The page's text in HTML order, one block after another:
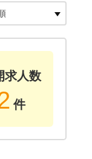
求人数
件